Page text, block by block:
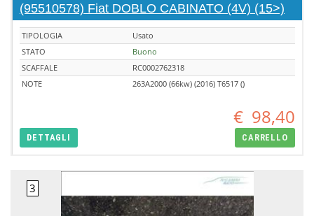
(95510578) Fiat DOBLO CABINATO (4V) (15>)
TIPOLOGIA
Usato
STATO
Buono
SCAFFALE
RC0002762318
NOTE
263A2000 (66kw) (2016) T6517 ()
€ 98,40
DETTAGLI CARRELLO